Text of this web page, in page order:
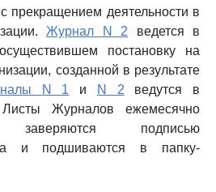
прекращением деятельности в
Журнал N 2 ведется в
постановку на
созданной в результате
N 1 и N 2 ведутся в
Журналов ежемесячно
заверяются подписью
и подшиваются в папку-